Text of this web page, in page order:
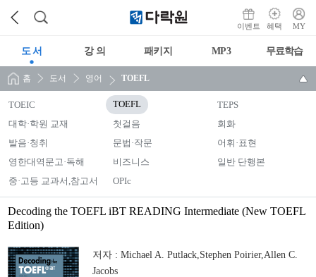
이벤트 혜택 MY
도 서 강 의 패키지 MP3 무료학습
홈 도서 영어 TOEFL
TOEIC TOEFL
TEPS
대학·학원 교재
첫걸음
회화
발음·청취
문법·작문
어휘·표현
영한대역문고·독해
비즈니스
일반 단행본
중·고등 교과서,참고서
OPIc
Decoding the TOEFL iBT READING Intermediate (New TOEFL
Edition)
저자 : Michael A. Putlack,Stephen Poirier,Allen C.
Jacobs